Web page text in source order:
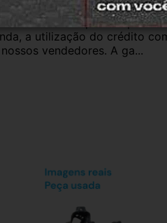
Defesa do Consumidor,
de reparar o
a utilização do crédito
vendedores. A ga...